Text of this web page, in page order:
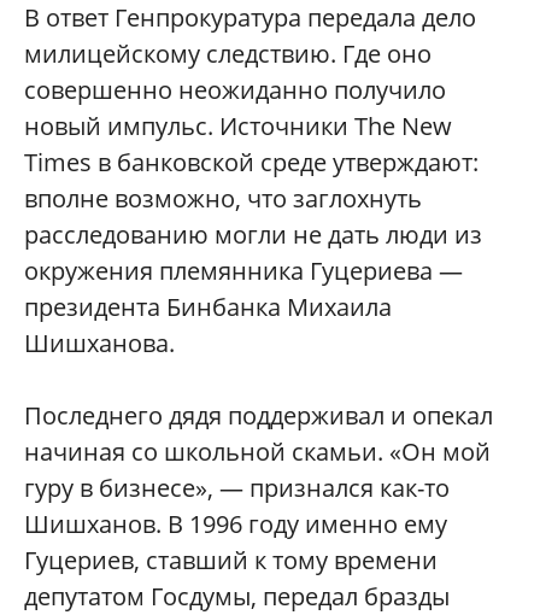
В ответ Генпрокуратура передала дело
милицейскому следствию. Где оно
совершенно неожиданно получило
новый импульс. Источники The New
Times в банковской среде утверждают:
вполне возможно, что заглохнуть
расследованию могли не дать люди из
окружения племянника Гуцериева —
президента Бинбанка Михаила
Шишханова.
Последнего дядя поддерживал и опекал
начиная со школьной скамьи. «Он мой
гуру в бизнесе», — признался как-то
Шишханов. В 1996 году именно ему
Гуцериев, ставший к тому времени
депутатом Госдумы, передал бразды